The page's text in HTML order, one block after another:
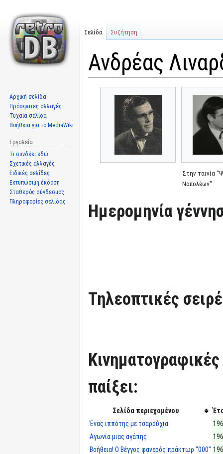
Ανδρέας
Στην ταινία
Ναπολέων"
Ημερομηνία
Τηλεοπτικές
Κινηματογραφικές
παίξει:
Σελίδα περιεχομένου
Ένας ιππότης με τσαρούχια
Αγωνία μιας αγάπης
Βοήθεια! Ο Βέγγος φανερός πράκτωρ "000"
Σελίδα Συζήτηση
Αρχική σελίδα
Πρόσφατες αλλαγές
Τυχαία σελίδα
Βοήθεια για το MediaWiki
Εργαλεία
Τι συνδέει εδώ
Σχετικές αλλαγές
Ειδικές σελίδες
Εκτυπώσιμη έκδοση
Σταθερός σύνδεσμος
Πληροφορίες σελίδας